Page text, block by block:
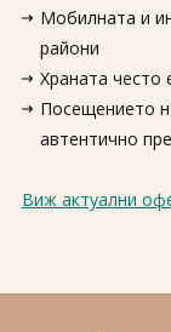
Мобилната и
райони
Храната често
Посещението
автентично
Виж актуални